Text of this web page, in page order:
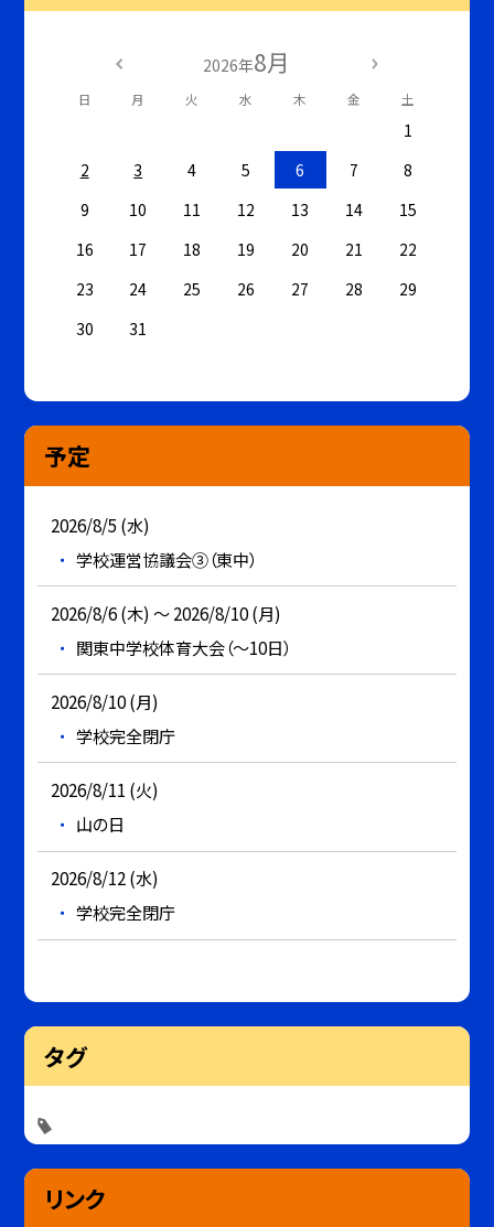
2026年8月
日 月 火 水 木 金 土
1
2
3 4 5 6 7
8
9
10 11 12 13 14
15
16
17 18 19 20 21
22
23
24 25 26 27 28
29
30
31
予定
2026/8/5 (水)
学校運営協議会③（東中）
2026/8/6 (木) ～ 2026/8/10 (月)
関東中学校体育大会（～10日）
2026/8/10 (月)
学校完全閉庁
2026/8/11 (火)
山の日
2026/8/12 (水)
学校完全閉庁
タグ
リンク